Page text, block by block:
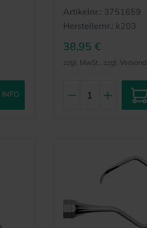
Ultraschallgeräte)
Artikelnr.: 3751659
Herstellernr.: k203
38,95 €
zzgl. MwSt., zzgl. Versand